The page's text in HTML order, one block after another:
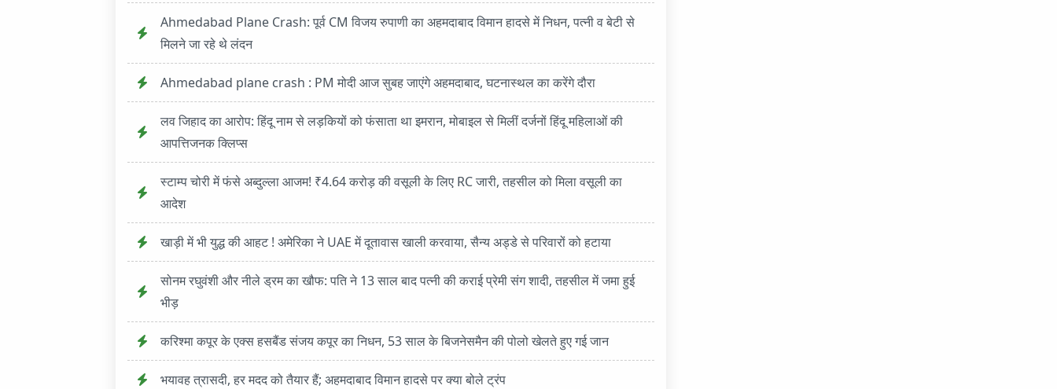
Ahmedabad Plane Crash: पूर्व CM विजय रुपाणी का अहमदाबाद विमान हादसे में निधन, पत्नी व बेटी से
मिलने जा रहे थे लंदन
Ahmedabad plane crash : PM मोदी आज सुबह जाएंगे अहमदाबाद, घटनास्थल का करेंगे दौरा
लव जिहाद का आरोप: हिंदू नाम से लड़कियों को फंसाता था इमरान, मोबाइल से मिलीं दर्जनों हिंदू महिलाओं की
आपत्तिजनक क्लिप्स
स्टाम्प चोरी में फंसे अब्दुल्ला आजम! ₹4.64 करोड़ की वसूली के लिए RC जारी, तहसील को मिला वसूली का
आदेश
खाड़ी में भी युद्ध की आहट ! अमेरिका ने UAE में दूतावास खाली करवाया, सैन्य अड्डे से परिवारों को हटाया
सोनम रघुवंशी और नीले ड्रम का खौफ: पति ने 13 साल बाद पत्नी की कराई प्रेमी संग शादी, तहसील में जमा हुई
भीड़
करिश्मा कपूर के एक्स हसबैंड संजय कपूर का निधन, 53 साल के बिजनेसमैन की पोलो खेलते हुए गई जान
भयावह त्रासदी, हर मदद को तैयार हैं; अहमदाबाद विमान हादसे पर क्या बोले ट्रंप